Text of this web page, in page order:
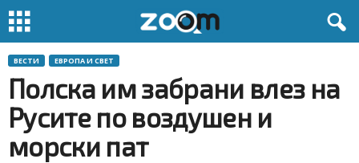
ВЕСТИ ЕВРОПА И СВЕТ
Полска им забрани влез на
Русите по воздушен и
морски пат